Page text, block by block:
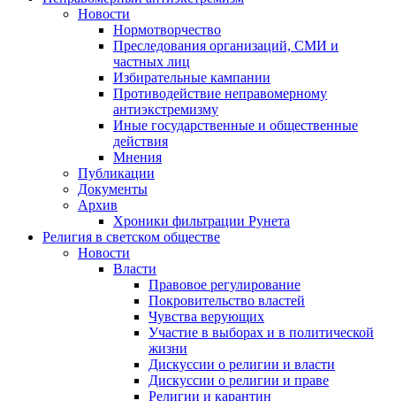
Новости
Нормотворчество
Преследования организаций, СМИ и
частных лиц
Избирательные кампании
Противодействие неправомерному
антиэкстремизму
Иные государственные и общественные
действия
Мнения
Публикации
Документы
Архив
Хроники фильтрации Рунета
Религия в светском обществе
Новости
Власти
Правовое регулирование
Покровительство властей
Чувства верующих
Участие в выборах и в политической
жизни
Дискуссии о религии и власти
Дискуссии о религии и праве
Религии и карантин